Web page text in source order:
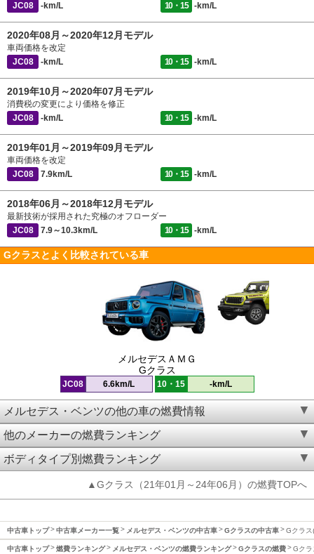
JC08
-km/L 10・15 -km/L
2020年08月～2020年12月モデル
車両価格を改定
JC08
-km/L 10・15 -km/L
2019年10月～2020年07月モデル
消費税の変更により価格を修正
JC08
-km/L 10・15 -km/L
2019年01月～2019年09月モデル
車両価格を改定
JC08
7.9km/L 10・15 -km/L
2018年06月～2018年12月モデル
最新技術が採用された究極のオフローダー
JC08
7.9～10.3km/L 10・15 -km/L
Gクラスとよく比較されている車
メルセデスＡＭＧ
Gクラス
JC08 6.6km/L 10・15 -km/L
メルセデス・ベンツの他の車の燃費情報
他のメーカーの燃費ランキング
ボディタイプ別燃費ランキング
▲Gクラス（21年01月～24年06月）の燃費TOPへ
中古車トップ 中古車メーカー一覧 メルセデス・ベンツの中古車 Gクラスの中古車 Gクラ
中古車トップ 燃費ランキング メルセデス・ベンツの燃費ランキング Gクラスの燃費 Gク